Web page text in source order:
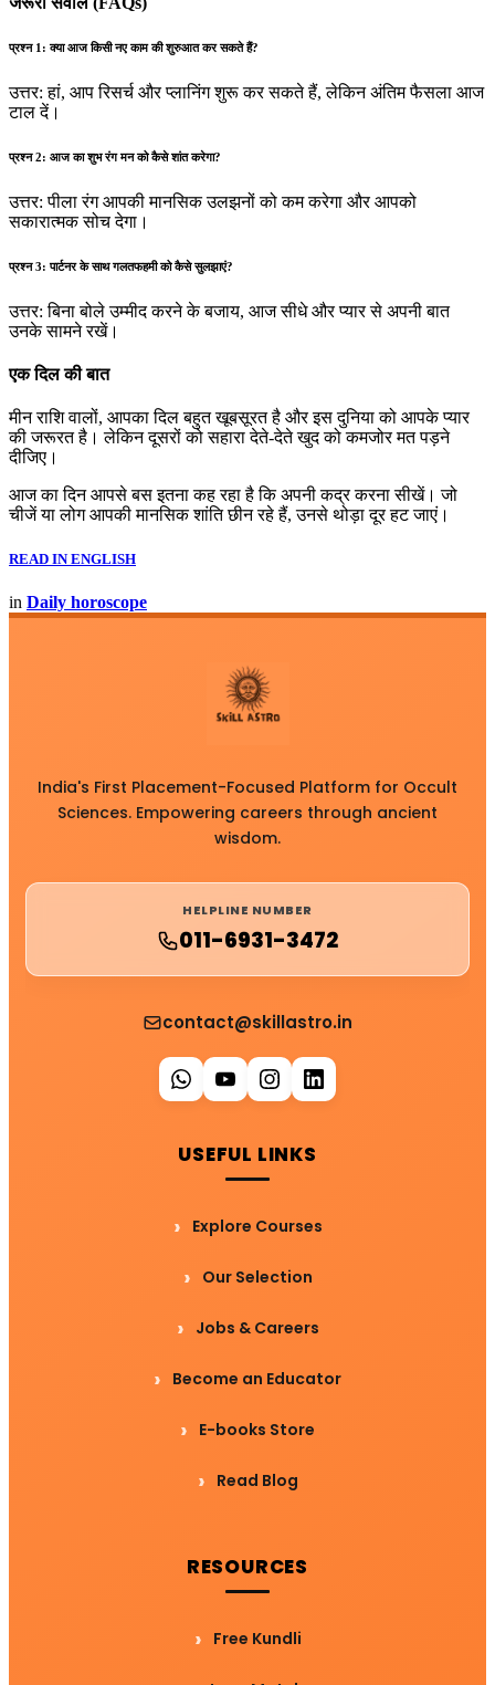
प्रश्न 1: क्या आज किसी नए काम की शुरुआत कर सकते हैं?
उत्तर: हां, आप रिसर्च और प्लानिंग शुरू कर सकते हैं, लेकिन अंतिम फैसला आज
टाल दें।
प्रश्न 2: आज का शुभ रंग मन को कैसे शांत करेगा?
उत्तर: पीला रंग आपकी मानसिक उलझनों को कम करेगा और आपको
सकारात्मक सोच देगा।
प्रश्न 3: पार्टनर के साथ गलतफहमी को कैसे सुलझाएं?
उत्तर: बिना बोले उम्मीद करने के बजाय, आज सीधे और प्यार से अपनी बात
उनके सामने रखें।
एक दिल की बात
मीन राशि वालों, आपका दिल बहुत खूबसूरत है और इस दुनिया को आपके प्यार
की जरूरत है। लेकिन दूसरों को सहारा देते-देते खुद को कमजोर मत पड़ने
दीजिए।
आज का दिन आपसे बस इतना कह रहा है कि अपनी कद्र करना सीखें। जो
चीजें या लोग आपकी मानसिक शांति छीन रहे हैं, उनसे थोड़ा दूर हट जाएं।
READ IN ENGLISH
in Daily horoscope
India's First Placement-Focused Platform for Occult
Sciences. Empowering careers through ancient
wisdom.
HELPLINE NUMBER
011-6931-3472
contact@skillastro.in
USEFUL LINKS
Explore Courses
Our Selection
Jobs & Careers
Become an Educator
E-books Store
Read Blog
RESOURCES
Free Kundli